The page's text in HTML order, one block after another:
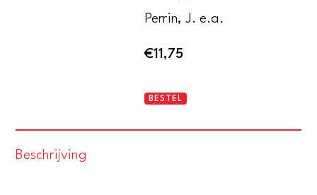
Perrin, J. e.a.
€11,75
De
BESTEL
Beschrijving